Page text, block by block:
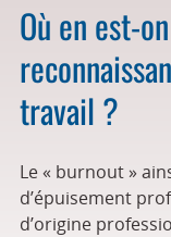
Où en est-
travail ?
Le « burnout »
d’épuisement
d’origine